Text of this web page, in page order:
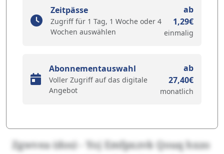
Zeitpässe
Zugriff für 1 Tag, 1 Woche oder 4
Wochen auswählen
ab
1,29€
einmalig
Abonnementauswahl
Voller Zugriff auf das digitale
Angebot
ab
27,40€
monatlich
Zgwvea (dos) - Yoj Emfpxzvk Qouq hxzo